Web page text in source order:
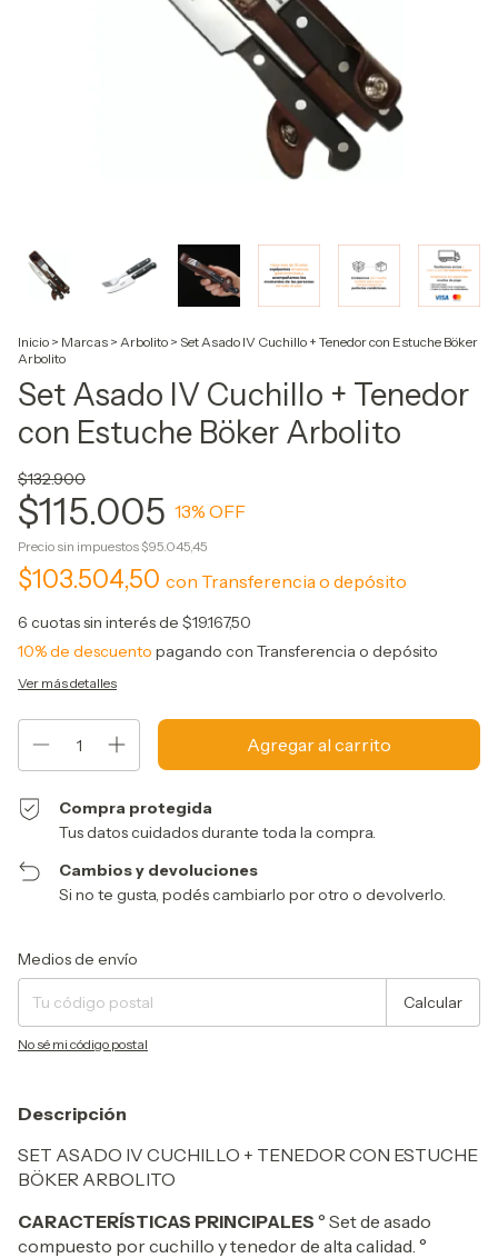
Inicio > Marcas > Arbolito > Set Asado IV Cuchillo + Tenedor con Estuche Böker
Arbolito
Set Asado IV Cuchillo + Tenedor
con Estuche Böker Arbolito
$132.900
$115.005 13% OFF
Precio sin impuestos $95.045,45
$103.504,50 con Transferencia o depósito
6 cuotas sin interés de $19.167,50
10% de descuento pagando con Transferencia o depósito
Ver más detalles
Compra protegida
Tus datos cuidados durante toda la compra.
Cambios y devoluciones
Si no te gusta, podés cambiarlo por otro o devolverlo.
Entregas para el CP:
Medios de envío
Calcular
No sé mi código postal
Descripción
SET ASADO IV CUCHILLO + TENEDOR CON ESTUCHE
BÖKER ARBOLITO
CARACTERÍSTICAS PRINCIPALES ° Set de asado
compuesto por cuchillo y tenedor de alta calidad. °